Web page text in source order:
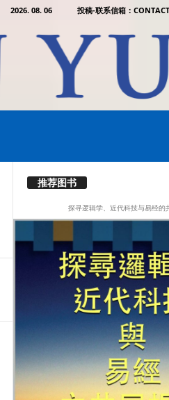
2026. 08. 06 投稿-联系信箱：
推荐图书
探寻逻辑学、近代科技与易经的